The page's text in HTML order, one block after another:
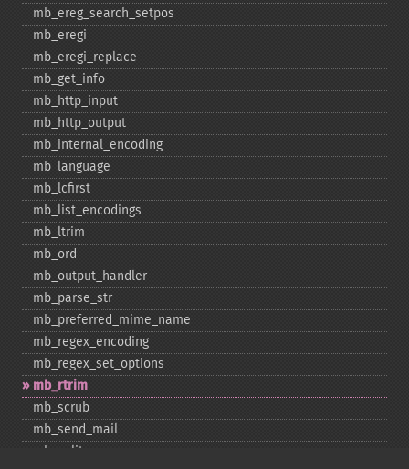
mb_​ereg_​search_​setpos
mb_​eregi
mb_​eregi_​replace
mb_​get_​info
mb_​http_​input
mb_​http_​output
mb_​internal_​encoding
mb_​language
mb_​lcfirst
mb_​list_​encodings
mb_​ltrim
mb_​ord
mb_​output_​handler
mb_​parse_​str
mb_​preferred_​mime_​name
mb_​regex_​encoding
mb_​regex_​set_​options
mb_​rtrim
mb_​scrub
mb_​send_​mail
mb_​split